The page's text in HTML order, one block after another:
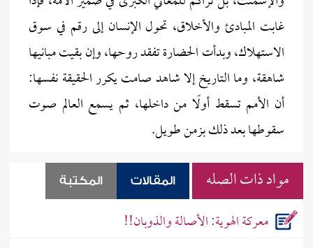
غابت المبادئ والأخلاق، تحول الإنسان إلى رقم في سوق
الاستهلاك، وبدأت الحضارة تفقد روحها، وإن بقيت مبانيها
شاهقة، وما التاريخ إلا شاهد صامت يكرر الحقيقة نفسها:
أن الأمم تسقط أولًا من داخلها، ثم يسمع العالم صوت
سقوطها بعد ذلك بزمن طويل.
مواد ذات الصله المقالات المكتبة
معركة الهوية: الأصالة والذوبان!!